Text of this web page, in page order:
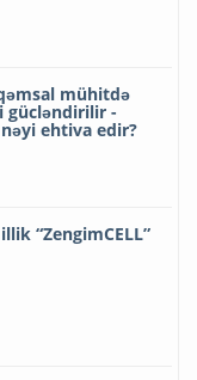
mühitdə
gücləndirilir -
ehtiva edir?
“ZengimCELL”